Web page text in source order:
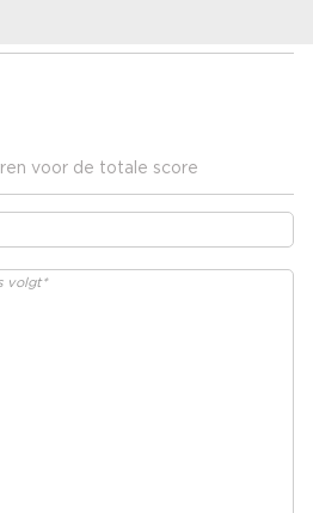
voor de totale score